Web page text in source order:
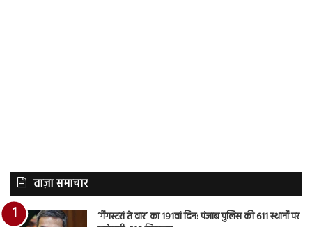
ताज़ा समाचार
‘गैंगस्टरां ते वार’ का 191वां दिन: पंजाब पुलिस की 611 स्थानों पर